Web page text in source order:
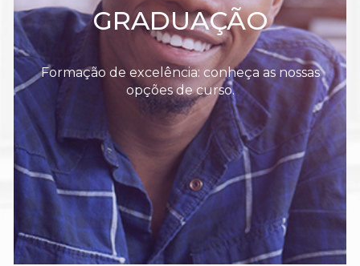
GRADUAÇÃO
Formação de excelência: conheça as nossas
opções de curso.